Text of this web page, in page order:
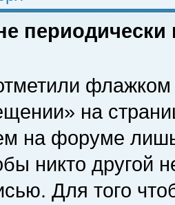
флажком
на
на форуме
никто другой
Для того